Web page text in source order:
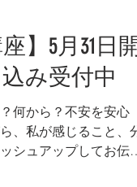
】5月31日開
み受付中
何から？不安を安心
、私が感じること、
シュアップしてお伝